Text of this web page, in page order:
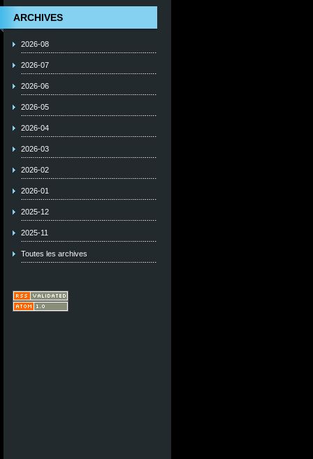
ARCHIVES
2026-08
2026-07
2026-06
2026-05
2026-04
2026-03
2026-02
2026-01
2025-12
2025-11
Toutes les archives